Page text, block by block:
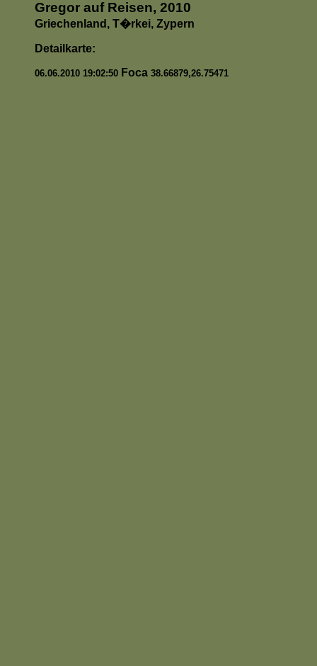
Gregor auf Reisen, 2010
Griechenland, T�rkei, Zypern
Detailkarte:
06.06.2010 19:02:50 Foca 38.66879,26.75471